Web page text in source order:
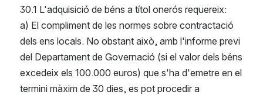
30.1 L'adquisició de béns a títol onerós requereix:
a) El compliment de les normes sobre contractació
dels ens locals. No obstant això, amb l'informe previ
del Departament de Governació (si el valor dels béns
excedeix els 100.000 euros) que s'ha d'emetre en el
termini màxim de 30 dies, es pot procedir a